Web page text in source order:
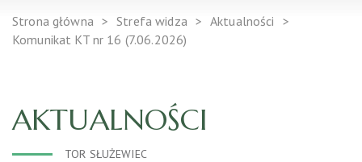
Strona główna Strefa widza
Aktualności
Komunikat KT nr 16 (7.06.2026)
AKTUALNOŚCI
TOR SŁUŻEWIEC